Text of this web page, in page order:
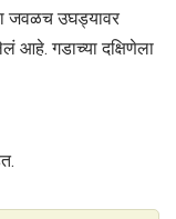
जवळच उघड्यावर
आहे. गडाच्या दक्षिणेला